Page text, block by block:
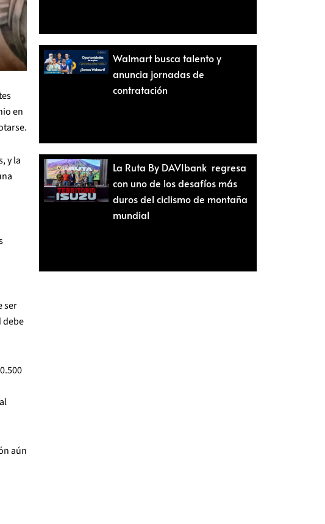
en
y la
ser
debe
aún
Walmart busca talento y
anuncia jornadas de
contratación
La Ruta By DAVIbank regresa
con uno de los desafíos más
duros del ciclismo de montaña
mundial